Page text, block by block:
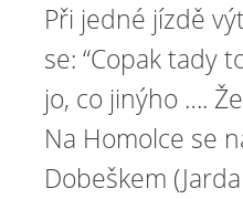
Při jedné jízdě
se: “Copak tady
jo, co jinýho ….
Na Homolce se
Dobeškem